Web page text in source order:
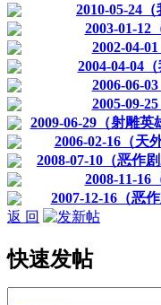
2010-05-24
2003-01-
2002-04-
2004-04-04
2006-06-
2005-09-
2009-06-29（射雕
2006-02-16（天
2008-07-10（恶作
2008-11-
2007-12-16（恶
返 回
快速发帖